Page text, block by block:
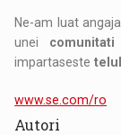
Ne-am luat
unei
impartaseste
www.se.com/ro
Autori